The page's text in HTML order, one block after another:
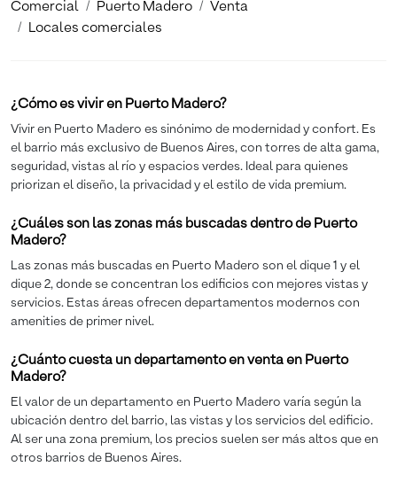
Comercial Puerto Madero
Venta
Locales comerciales
¿Cómo es vivir en Puerto Madero?
Vivir en Puerto Madero es sinónimo de modernidad y confort. Es
el barrio más exclusivo de Buenos Aires, con torres de alta gama,
seguridad, vistas al río y espacios verdes. Ideal para quienes
priorizan el diseño, la privacidad y el estilo de vida premium.
¿Cuáles son las zonas más buscadas dentro de Puerto
Madero?
Las zonas más buscadas en Puerto Madero son el dique 1 y el
dique 2, donde se concentran los edificios con mejores vistas y
servicios. Estas áreas ofrecen departamentos modernos con
amenities de primer nivel.
¿Cuánto cuesta un departamento en venta en Puerto
Madero?
El valor de un departamento en Puerto Madero varía según la
ubicación dentro del barrio, las vistas y los servicios del edificio.
Al ser una zona premium, los precios suelen ser más altos que en
otros barrios de Buenos Aires.